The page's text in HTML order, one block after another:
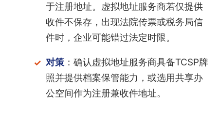
于注册地址。虚拟地址服务商若仅提供
收件不保存，出现法院传票或税务局信
件时，企业可能错过法定时限。
对策：确认虚拟地址服务商具备TCSP牌
照并提供档案保管能力，或选用共享办
公空间作为注册兼收件地址。